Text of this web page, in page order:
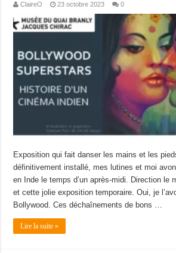
ClaireO 23 octobre 2023 0
Exposition qui fait danser les mains et les
définitivement installé, mes lutines et moi
en Inde le temps d’un après-midi. Direction le
et cette jolie exposition temporaire. Oui, je
Bollywood. Ces déchaînements de bons …
Lire la suite »